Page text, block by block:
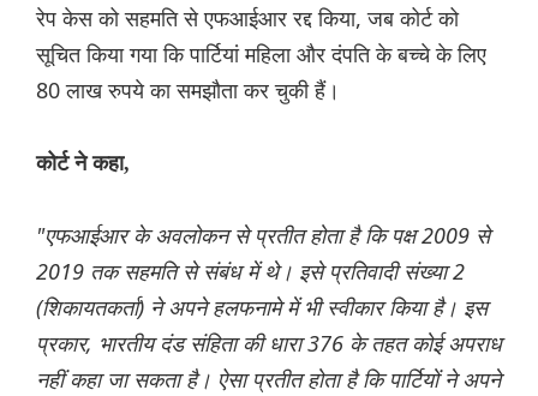
रेप केस को सहमति से एफआईआर रद्द किया, जब कोर्ट को
सूचित किया गया कि पार्टियां महिला और दंपति के बच्चे के लिए
80 लाख रुपये का समझौता कर चुकी हैं।
कोर्ट ने कहा,
"एफआईआर के अवलोकन से प्रतीत होता है कि पक्ष 2009 से
2019 तक सहमति से संबंध में थे। इसे प्रतिवादी संख्या 2
(शिकायतकर्ता) ने अपने हलफनामे में भी स्वीकार किया है। इस
प्रकार, भारतीय दंड संहिता की धारा 376 के तहत कोई अपराध
नहीं कहा जा सकता है। ऐसा प्रतीत होता है कि पार्टियों ने अपने